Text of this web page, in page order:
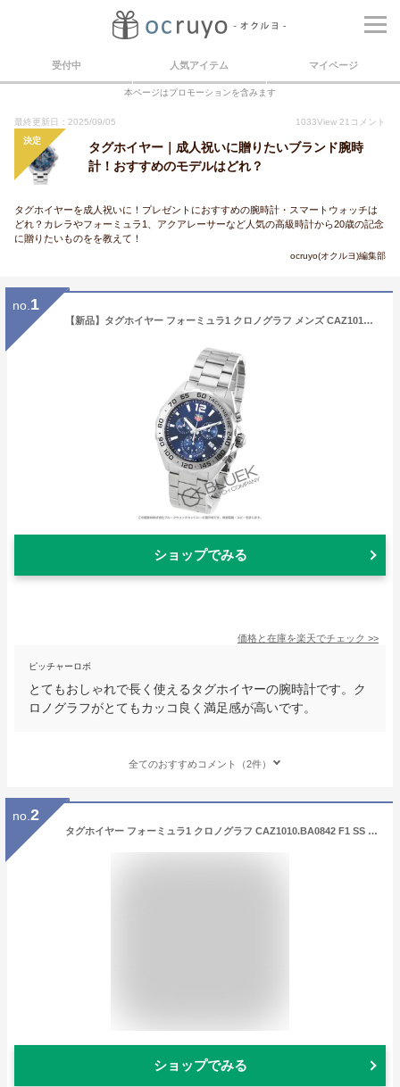
受付中 人気アイテム マイページ
本ページはプロモーションを含みます
最終更新日：2025/09/05 1033View 21 コメント
決定
タグホイヤー｜成人祝いに贈りたいブランド腕時
計！おすすめのモデルはどれ？
タグホイヤーを成人祝いに！プレゼントにおすすめの腕時計・スマートウォッチは
どれ？カレラやフォーミュラ1、アクアレーサーなど人気の高級時計から20歳の記念
に贈りたいものをを教えて！
ocruyo(オクルヨ)編集部
no. 1
【新品】タグホイヤー フォーミュラ1 クロノグラフ メンズ CAZ101K.BA0842
ショップでみる
価格と在庫を楽天でチェック >>
ピッチャーロボ
とてもおしゃれで長く使えるタグホイヤーの腕時計です。ク
ロノグラフがとてもカッコ良く満足感が高いです。
全てのおすすめコメント（2件）
no. 2
タグホイヤー フォーミュラ1 クロノグラフ CAZ1010.BA0842 F1 SS ブラック TAG HEUER 新品メンズ 腕時計 送料無料
ショップでみる